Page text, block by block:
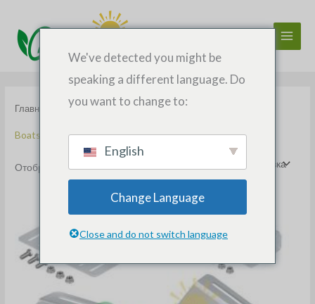
содержанию
Главная / Товары с меткой “Boats solar mounting”
Boats solar mounting
Отображение единственного товара
We've detected you might be
speaking a different language. Do
you want to change to:
English
Change Language
Close and do not switch language